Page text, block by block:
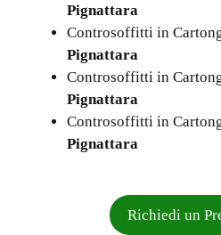
Pignattara
Controsoffitti in
Pignattara
Controsoffitti in
Pignattara
Controsoffitti in
Pignattara
Richiedi un